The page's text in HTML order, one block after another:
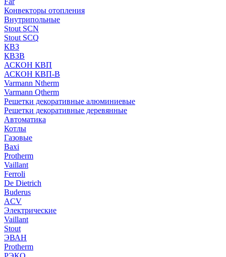
Конвекторы отопления
Внутрипольные
Stout SCN
Stout SCQ
КВЗ
КВЗВ
АСКОН КВП
АСКОН КВП-В
Varmann Ntherm
Varmann Qtherm
Решетки декоративные алюминиевые
Решетки декоративные деревянные
Автоматика
Котлы
Газовые
Baxi
Protherm
Vaillant
Ferroli
De Dietrich
Buderus
ACV
Электрические
Vaillant
Stout
ЭВАН
Protherm